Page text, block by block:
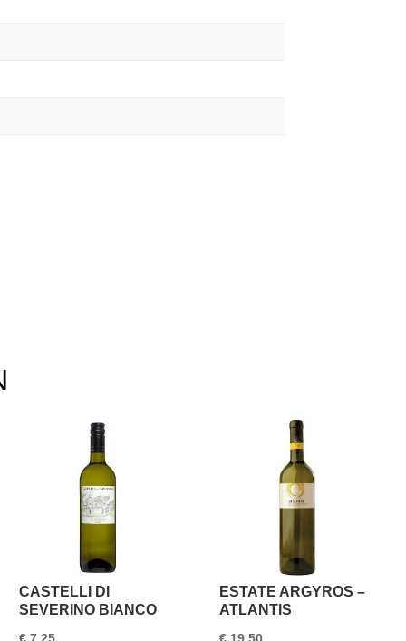
CASTELLI DI
SEVERINO BIANCO
ESTATE ARGYROS –
ATLANTIS